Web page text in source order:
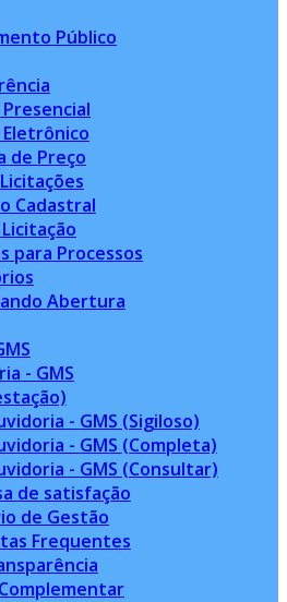
Público
de Preço
Cadastral
para Processos
Abertura
- GMS
- GMS (Sigiloso)
- GMS (Completa)
- GMS (Consultar)
de satisfação
de Gestão
Frequentes